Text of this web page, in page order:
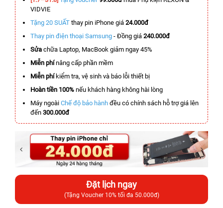
VIDVIE
Tặng 20 SUẤT thay pin iPhone giá 24.000đ
Thay pin điện thoại Samsung - Đồng giá 240.000đ
Sửa chữa Laptop, MacBook giảm ngay 45%
Miễn phínâng cấp phần mềm
Miễn phíkiểm tra, vệ sinh và báo lỗi thiết bị
Hoàn tiền 100% nếu khách hàng không hài lòng
Máy ngoài Chế độ bảo hành đều có chính sách hỗ trợ giá lên
đến 300.000đ
Đặt lịch ngay
(Tặng Voucher 10% tối đa 50.000đ)